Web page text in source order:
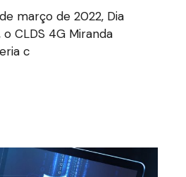
março de 2022, Dia
CLDS 4G Miranda
c